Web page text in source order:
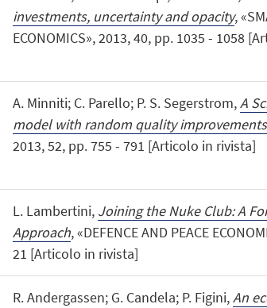
investments, uncertainty and opacity,
ECONOMICS», 2013, 40, pp. 1035 - 1058
A. Minniti; C. Parello; P. S. Segerstrom,A
model with random quality improvements
2013, 52, pp. 755 - 791 [Articolo in rivista]
L. Lambertini, Joining the Nuke Club: A
Approach, «DEFENCE AND PEACE
21 [Articolo in rivista]
R. Andergassen; G. Candela; P. Figini,An